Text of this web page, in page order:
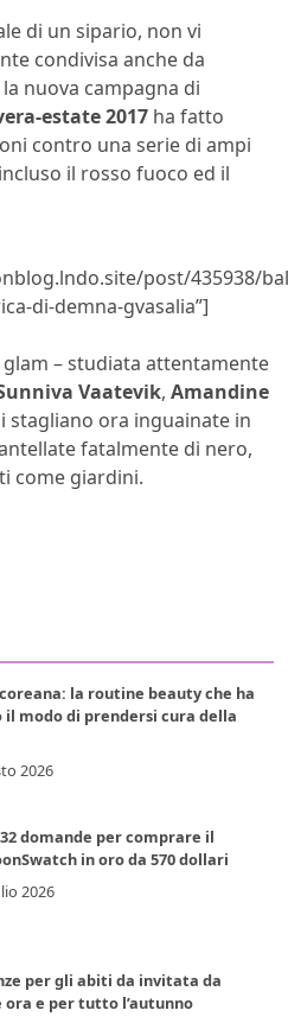
di un sipario, non vi
condivisa anche da
nuova campagna di
estate 2017 ha fatto
contro una serie di ampi
il rosso fuoco ed il
post/435938/
di-demna-gvasalia”]
– studiata attentamente
Vaatevik, Amandine
stagliano ora inguainate in
fatalmente di nero,
come giardini.
la routine beauty che ha
modo di prendersi cura della
2026
domande per comprare il
in oro da 570 dollari
2026
per gli abiti da invitata da
ora e per tutto l’autunno